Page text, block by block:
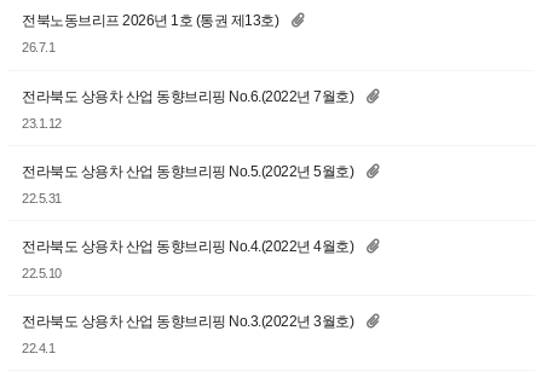
전북노동브리프 2026년 1호 (통권 제13호)
26.7.1
전라북도 상용차 산업 동향브리핑 No.6.(2022년 7월호)
23.1.12
전라북도 상용차 산업 동향브리핑 No.5.(2022년 5월호)
22.5.31
전라북도 상용차 산업 동향브리핑 No.4.(2022년 4월호)
22.5.10
전라북도 상용차 산업 동향브리핑 No.3.(2022년 3월호)
22.4.1